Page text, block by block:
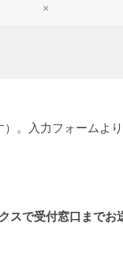
×
。入力フォームよ
で受付窓口までお